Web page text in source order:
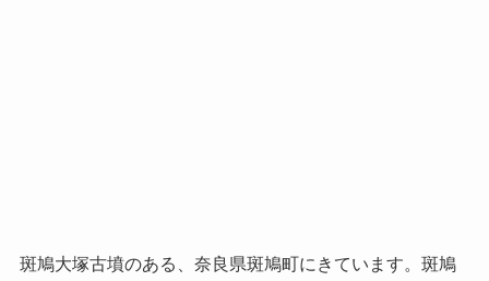
斑鳩大塚古墳のある、奈良県斑鳩町にきています。斑鳩